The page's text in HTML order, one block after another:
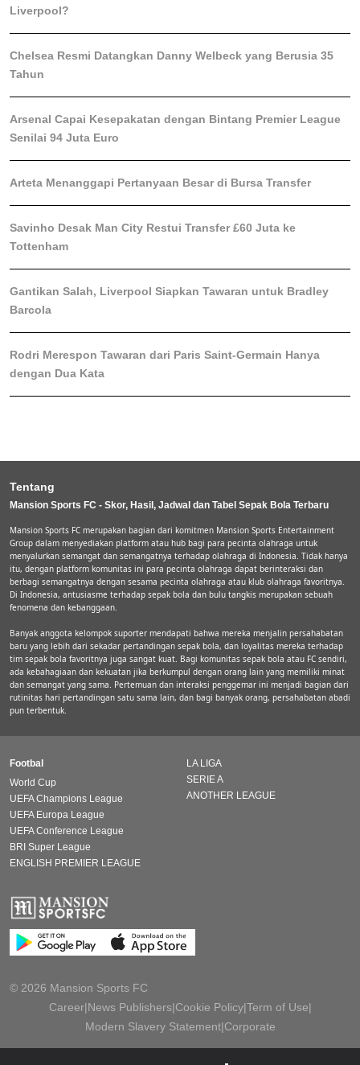
Liverpool?
Chelsea Resmi Datangkan Danny Welbeck yang Berusia 35
Tahun
Arsenal Capai Kesepakatan dengan Bintang Premier League
Senilai 94 Juta Euro
Arteta Menanggapi Pertanyaan Besar di Bursa Transfer
Savinho Desak Man City Restui Transfer £60 Juta ke
Tottenham
Gantikan Salah, Liverpool Siapkan Tawaran untuk Bradley
Barcola
Rodri Merespon Tawaran dari Paris Saint-Germain Hanya
dengan Dua Kata
Tentang
Mansion Sports FC - Skor, Hasil, Jadwal dan Tabel Sepak Bola Terbaru
Mansion Sports FC merupakan bagian dari komitmen Mansion Sports Entertainment
Group dalam menyediakan platform atau hub bagi para pecinta olahraga untuk
menyalurkan semangat dan semangatnya terhadap olahraga di Indonesia. Tidak hanya
itu, dengan platform komunitas ini para pecinta olahraga dapat berinteraksi dan
berbagi semangatnya dengan sesama pecinta olahraga atau klub olahraga favoritnya.
Di Indonesia, antusiasme terhadap sepak bola dan bulu tangkis merupakan sebuah
fenomena dan kebanggaan.
Banyak anggota kelompok suporter mendapati bahwa mereka menjalin persahabatan
baru yang lebih dari sekadar pertandingan sepak bola, dan loyalitas mereka terhadap
tim sepak bola favoritnya juga sangat kuat. Bagi komunitas sepak bola atau FC sendiri,
ada kebahagiaan dan kekuatan jika berkumpul dengan orang lain yang memiliki minat
dan semangat yang sama. Pertemuan dan interaksi penggemar ini menjadi bagian dari
rutinitas hari pertandingan satu sama lain, dan bagi banyak orang, persahabatan abadi
pun terbentuk.
Footbal
World Cup
UEFA Champions League
UEFA Europa League
UEFA Conference League
BRI Super League
ENGLISH PREMIER LEAGUE
LA LIGA
SERIE A
ANOTHER LEAGUE
© 2026 Mansion Sports FC
Career|News Publishers|Cookie Policy|Term of Use|
Modern Slavery Statement|Corporate